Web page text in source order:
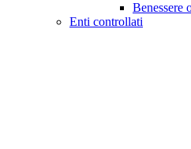
Benessere
Enti controllati